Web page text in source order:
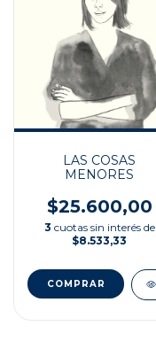
LAS COSAS
MENORES
$25.600,00
3 cuotas sin interés de
$8.533,33